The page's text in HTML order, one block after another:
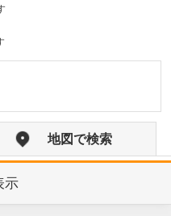
地図で検索
示